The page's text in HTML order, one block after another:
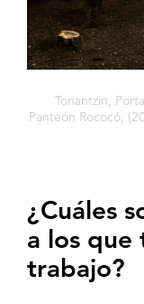
Tonantzin,
Panteón Rococó,
¿Cuáles
a los que
trabajo?